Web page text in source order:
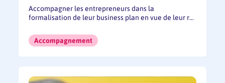
Accompagner les entrepreneurs dans la
formalisation de leur business plan en vue de leur r…
Accompagnement